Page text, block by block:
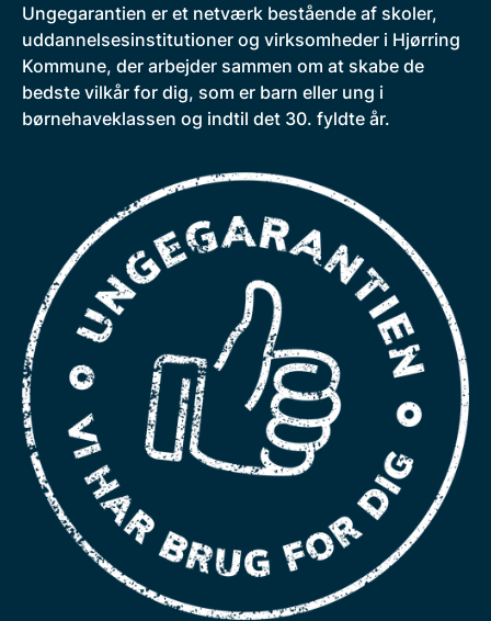
Ungegarantien er et netværk bestående af skoler,
uddannelsesinstitutioner og virksomheder i Hjørring
Kommune, der arbejder sammen om at skabe de
bedste vilkår for dig, som er barn eller ung i
børnehaveklassen og indtil det 30. fyldte år.